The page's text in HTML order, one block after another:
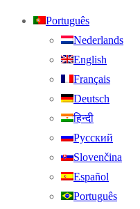
Português
Nederlands
English
Français
Deutsch
हिन्दी
Русский
Slovenčina
Español
Português